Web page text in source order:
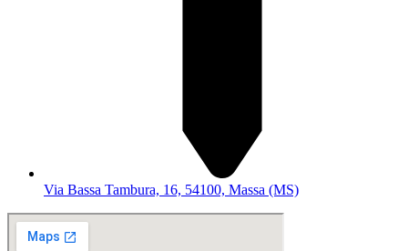
Via Bassa Tambura, 16, 54100, Massa (MS)